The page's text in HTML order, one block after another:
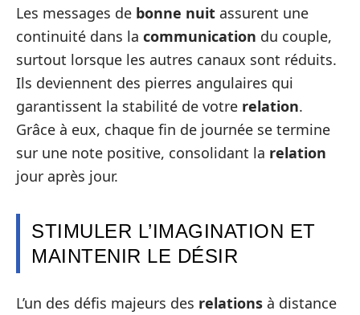
Les messages de bonne nuit assurent une
continuité dans la communication du couple,
surtout lorsque les autres canaux sont réduits.
Ils deviennent des pierres angulaires qui
garantissent la stabilité de votre relation.
Grâce à eux, chaque fin de journée se termine
sur une note positive, consolidant la relation
jour après jour.
STIMULER L’IMAGINATION ET
MAINTENIR LE DÉSIR
L’un des défis majeurs des relations à distance